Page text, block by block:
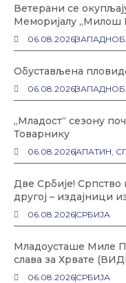
Ветерани се
Меморијалу „Милош
06.08.2026
Обустављена
06.08.2026
„Младост“ сезону
Товарнику
06.08.2026АПАТИН,
Две Србије! Српство
другој – издајници
06.08.2026СРБИЈА
Младоусташе Миле
слава за Хрвате
06.08.2026СРБИЈА